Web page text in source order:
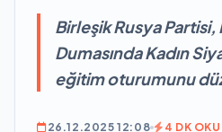
Birleşik Rusya
Dumasında Kadın
eğitim oturumunu
26.12.2025 12:08 4 DK